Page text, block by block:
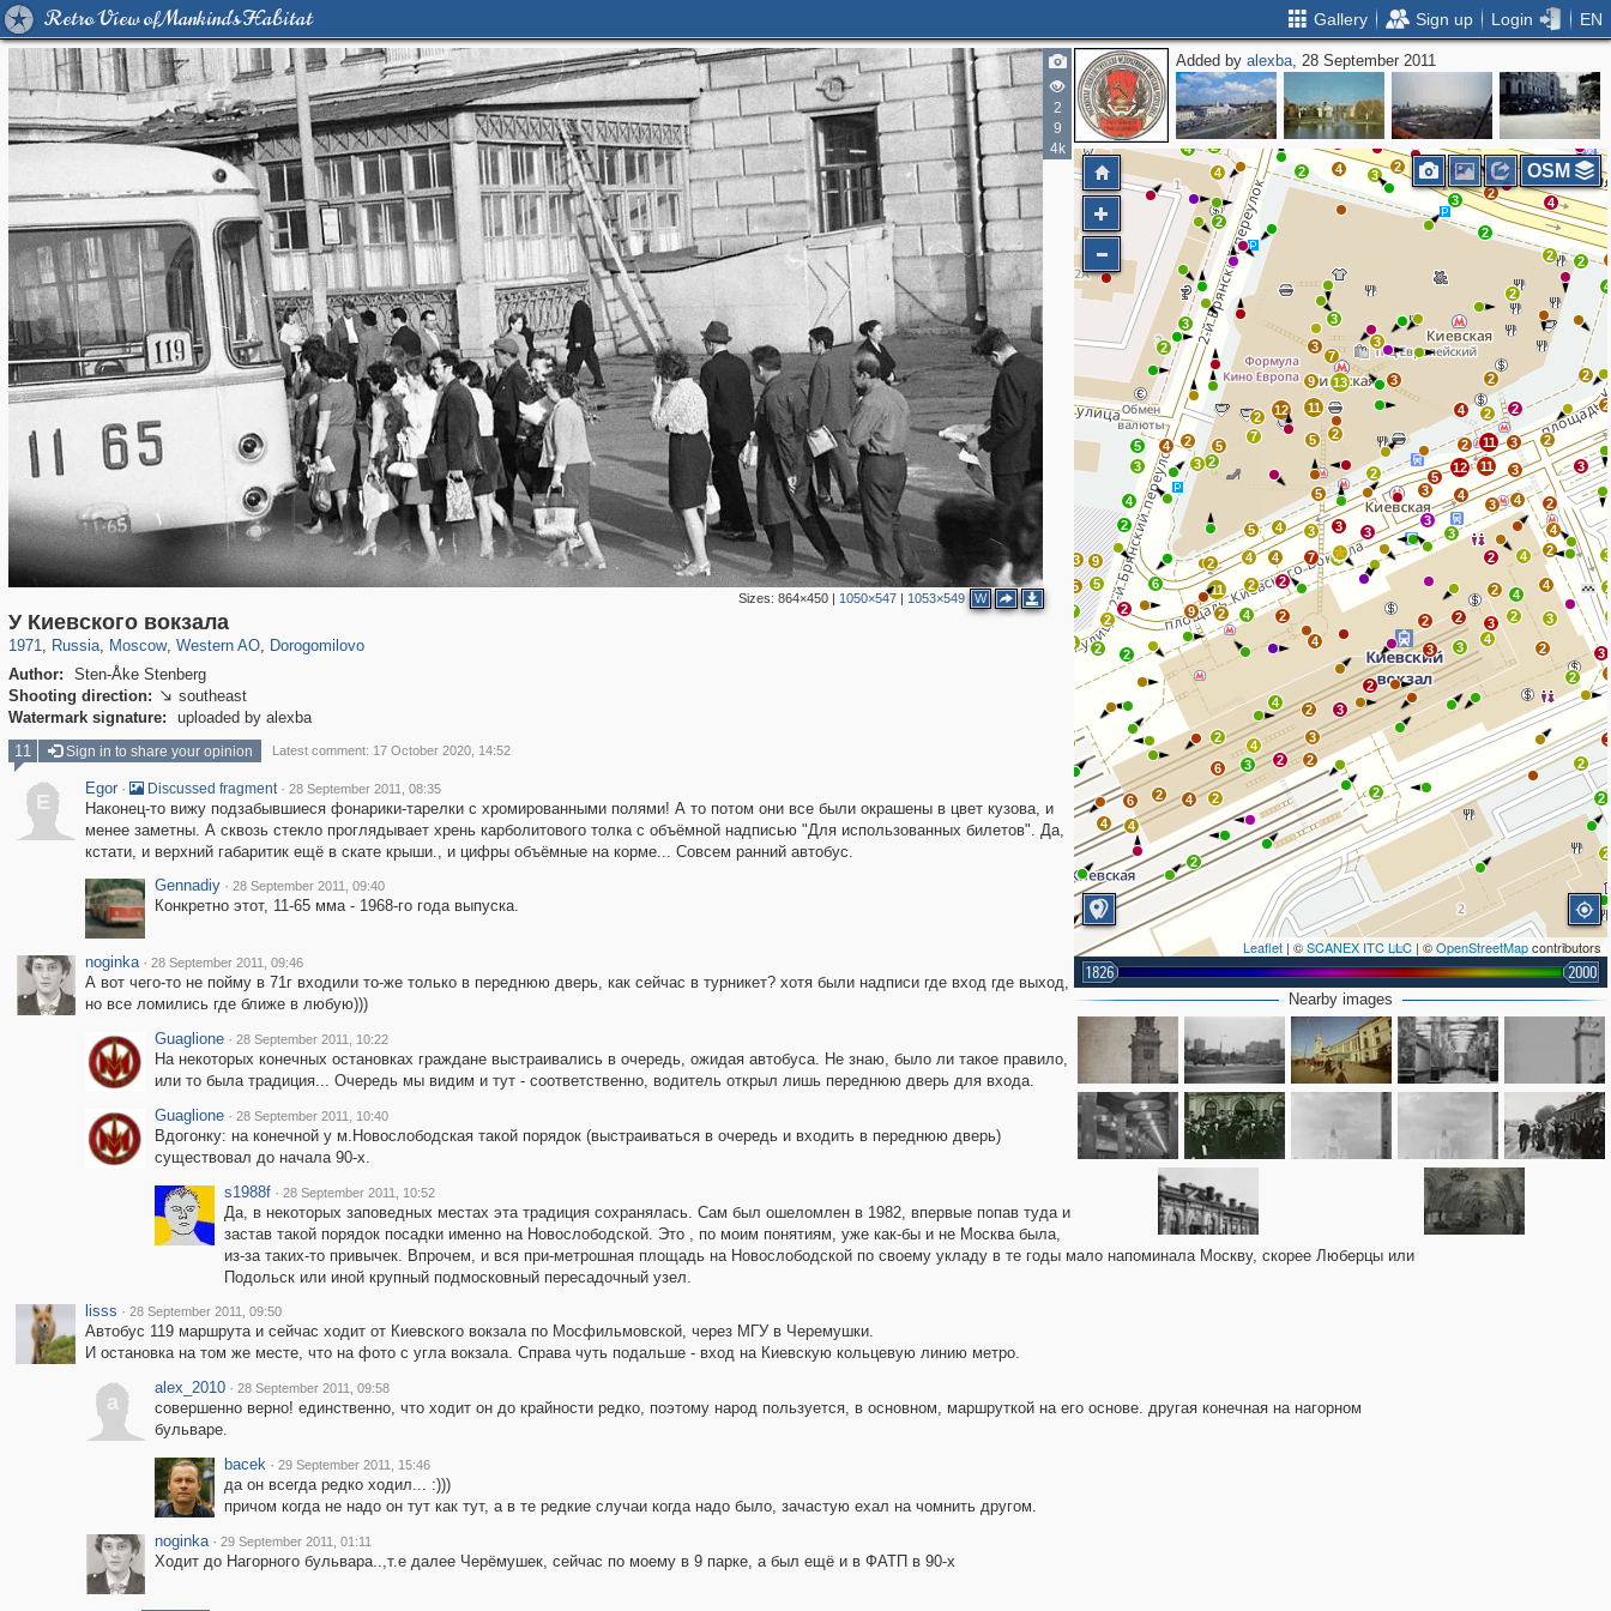
Retro View of Mankind's Habitat Gallery Sign up Login EN
2
9
4k
Sizes: 864×450| 1050×547| 1053×549 W
У Киевского вокзала
1971, Russia
1,406,710 29,243
, Moscow
319,864 8,286
, Western AO
27,129 310
, Dorogomilovo
Author:
Sten-Åke Stenberg
Shooting direction:  southeast
Watermark signature:
uploaded by alexba
Added byalexba, 28 September 2011
4
4
2
2
2
4
2
2 4
2
2
3 2
2
2
2
3
2
3
3
7
3
9 13 3
2
11
5
12
7
5
3 2
2
4
2
2
3
5
3
3 9
2
4
5
4
4
11
2
6
9
2
2
2
4
2
5
5
7
3
3
2
2
2
2
2
2
3
3
2
4
2
2
3
6
2
2
4
2
6
4
4
2
4
2 4 2
2
4 7
4
2
4
2
3 3
2 2
3
4
2
4
2
4
4
2
4
2
3
4 4
3
12
5
3
3
3
3
3
5
2
4
2
11
11
3
3
2 2
2
2
2 2
4
2
2
2
3
2
3
Leaflet | ©SCANEX ITC LLC | ©OpenStreetMapcontributors
1826 2000
OSM
Nearby images
11 Sign in to share your opinion Latest comment: 17 October 2020, 14:52
E
Egor · Discussed fragment · 28 September 2011, 08:35
Наконец-то вижу подзабывшиеся фонарики-тарелки с хромированными полями! А то потом они все были окрашены в цвет кузова, и
менее заметны. А сквозь стекло проглядывает хрень карболитового толка с объёмной надписью "Для использованных билетов". Да,
кстати, и верхний габаритик ещё в скате крыши., и цифры объёмные на корме... Совсем ранний автобус.
Gennadiy · 28 September 2011, 09:40
Конкретно этот, 11-65 мма - 1968-го года выпуска.
noginka · 28 September 2011, 09:46
А вот чего-то не пойму в 71г входили то-же только в переднюю дверь, как сейчас в турникет? хотя были надписи где вход где выход,
но все ломились где ближе в любую)))
Guaglione · 28 September 2011, 10:22
На некоторых конечных остановках граждане выстраивались в очередь, ожидая автобуса. Не знаю, было ли такое правило,
или то была традиция... Очередь мы видим и тут - соответственно, водитель открыл лишь переднюю дверь для входа.
Guaglione · 28 September 2011, 10:40
Вдогонку: на конечной у м.Новослободская такой порядок (выстраиваться в очередь и входить в переднюю дверь)
существовал до начала 90-х.
s1988f · 28 September 2011, 10:52
Да, в некоторых заповедных местах эта традиция сохранялась. Сам был ошеломлен в 1982, впервые попав туда и
застав такой порядок посадки именно на Новослободской. Это , по моим понятиям, уже как-бы и не Москва была,
из-за таких-то привычек. Впрочем, и вся при-метрошная площадь на Новослободской по своему укладу в те годы мало напоминала Москву, скорее Люберцы или
Подольск или иной крупный подмосковный пересадочный узел.
lisss · 28 September 2011, 09:50
Автобус 119 маршрута и сейчас ходит от Киевского вокзала по Мосфильмовской, через МГУ в Черемушки.
И остановка на том же месте, что на фото с угла вокзала. Справа чуть подальше - вход на Киевскую кольцевую линию метро.
a
alex_2010 · 28 September 2011, 09:58
совершенно верно! единственно, что ходит он до крайности редко, поэтому народ пользуется, в основном, маршруткой на его основе. другая конечная на нагорном
бульваре.
bacek · 29 September 2011, 15:46
да он всегда редко ходил... :)))
причом когда не надо он тут как тут, а в те редкие случаи когда надо было, зачастую ехал на чомнить другом.
noginka · 29 September 2011, 01:11
Ходит до Нагорного бульвара..,т.е далее Черёмушек, сейчас по моему в 9 парке, а был ещё и в ФАТП в 90-х